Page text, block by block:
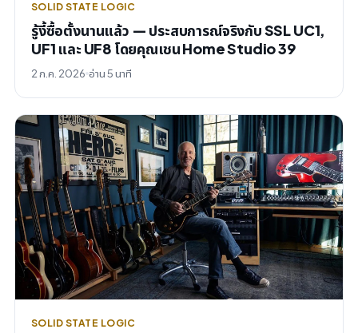
SOLID STATE LOGIC
รู้งี้ซื้อตั้งนานแล้ว — ประสบการณ์จริงกับ SSL UC1,
UF1 และ UF8 โดยคุณเชน Home Studio 39
2 ก.ค. 2026 อ่าน 5 นาที
SOLID STATE LOGIC